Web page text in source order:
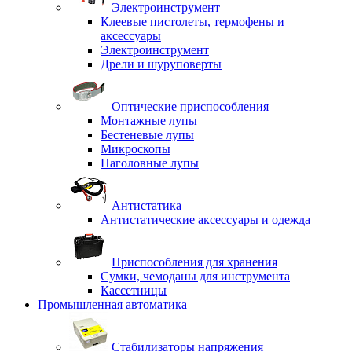
Электроинструмент
Клеевые пистолеты, термофены и
аксессуары
Электроинструмент
Дрели и шуруповерты
Оптические приспособления
Монтажные лупы
Бестеневые лупы
Микроскопы
Наголовные лупы
Антистатика
Антистатические аксессуары и одежда
Приспособления для хранения
Сумки, чемоданы для инструмента
Кассетницы
Промышленная автоматика
Стабилизаторы напряжения